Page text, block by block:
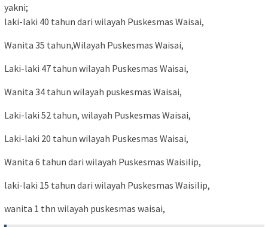
yakni;
laki-laki 40 tahun dari wilayah Puskesmas Waisai,
Wanita 35 tahun,Wilayah Puskesmas Waisai,
Laki-laki 47 tahun wilayah Puskesmas Waisai,
Wanita 34 tahun wilayah puskesmas Waisai,
Laki-laki 52 tahun, wilayah Puskesmas Waisai,
Laki-laki 20 tahun wilayah Puskesmas Waisai,
Wanita 6 tahun dari wilayah Puskesmas Waisilip,
laki-laki 15 tahun dari wilayah Puskesmas Waisilip,
wanita 1 thn wilayah puskesmas waisai,